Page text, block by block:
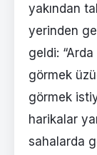
yakından
yerinden
geldi: “Arda
görmek
görmek
harikalar
sahalarda